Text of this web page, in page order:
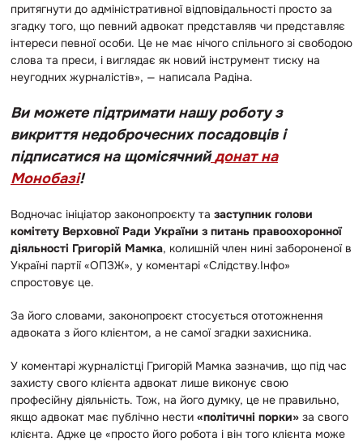
притягнути до адміністративної відповідальності просто за
згадку того, що певний адвокат представляв чи представляє
інтереси певної особи. Це не має нічого спільного зі свободою
слова та преси, і виглядає як новий інструмент тиску на
неугодних журналістів», — написала Радіна.
Ви можете підтримати нашу роботу з
викриття недоброчесних посадовців і
підписатися на щомісячний донат на
Монобазі!
Водночас ініціатор законопроєкту та заступник голови
комітету Верховної Ради України з питань правоохоронної
діяльності Григорій Мамка, колишній член нині забороненої в
Україні партії «ОПЗЖ», у коментарі «Слідству.Інфо»
спростовує це.
За його словами, законопроєкт стосується ототожнення
адвоката з його клієнтом, а не самої згадки захисника.
У коментарі журналістці Григорій Мамка зазначив, що під час
захисту свого клієнта адвокат лише виконує свою
професійну діяльність. Тож, на його думку, це не правильно,
якщо адвокат має публічно нести «політичні порки» за свого
клієнта. Адже це «просто його робота і він того клієнта може